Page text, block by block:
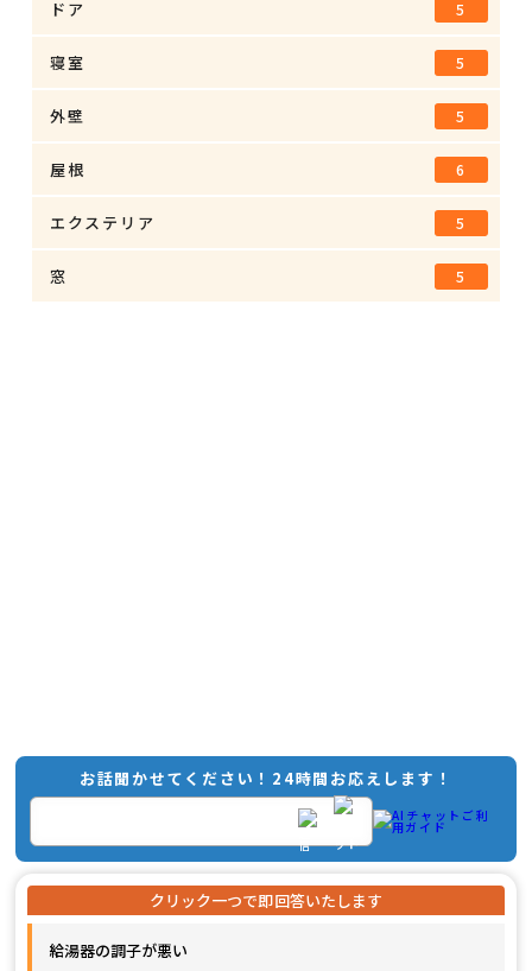
ドア 5
寝室 5
外壁 5
屋根 6
エクステリア 5
窓 5
お話聞かせてください！24時間お応えします！
給湯器の調子が悪い